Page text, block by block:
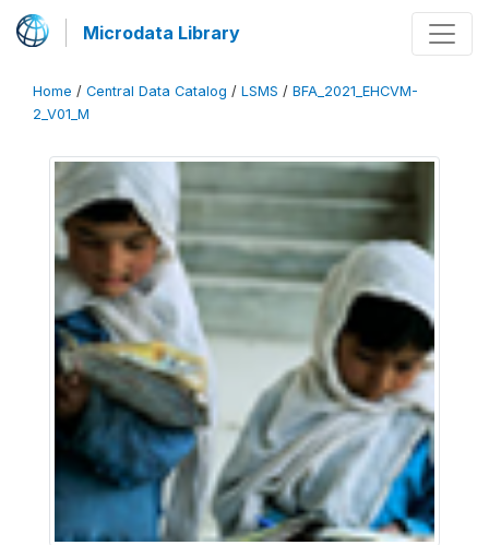
Microdata Library
Home / Central Data Catalog / LSMS / BFA_2021_EHCVM-
2_V01_M